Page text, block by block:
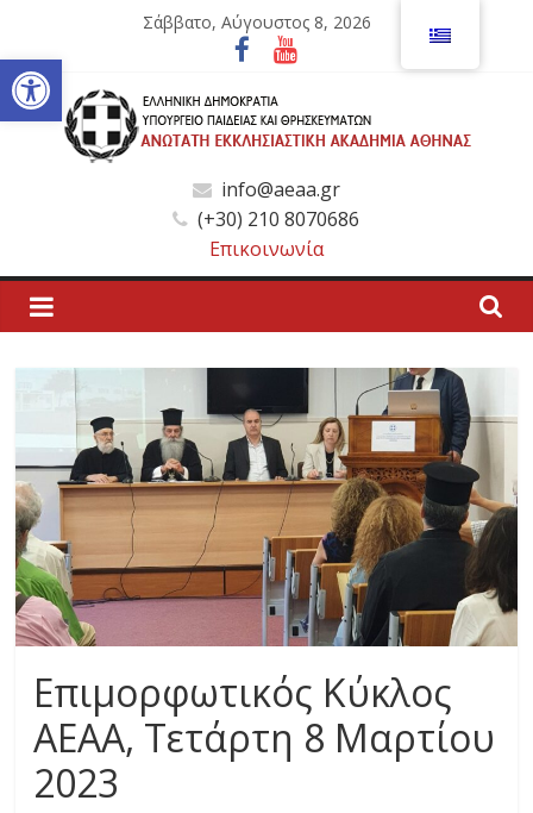
Ανοίξτε τη γραμμή εργαλείων
περιεχόμενο
Σάββατο, Αύγουστος 8, 2026
Ανώτατη
Εκκλησιαστική
Ακαδημία
Αθηνών
Ανώτατη
Εκκλησιαστική
Ακαδημία
Αθηνών
info@aeaa.gr
(+30) 210 8070686
Επικοινωνία
Επιμορφωτικός Κύκλος
ΑΕΑΑ, Τετάρτη 8 Μαρτίου
2023